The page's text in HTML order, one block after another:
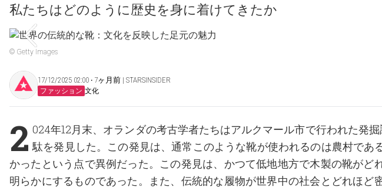
私たちはどのように歴史を身に着けてきたか
© Getty Images
17/12/2025 02:00 ‧ 7ヶ月前 | STARSINSIDER
ファッション 文化
2 024年12月末、オランダの考古学者たちはアルクマール市で行われた発
駄を発見した。この発見は、通常このような靴が使われるのは農村であ
かったという点で異例だった。この発見は、かつて低地地方で木製の靴がど
明らかにするものであった。また、伝統的な履物が世界中の社会とどれほど